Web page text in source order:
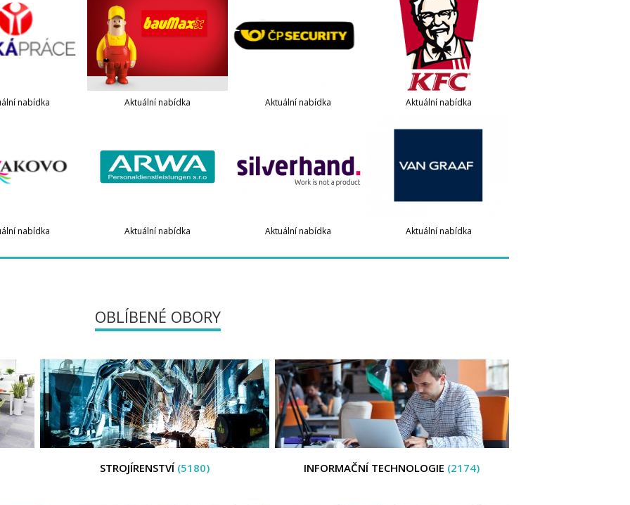
nabídka Aktuální nabídka Aktuální nabídka Aktuální nabídka
nabídka Aktuální nabídka Aktuální nabídka Aktuální nabídka
OBLÍBENÉ OBORY
STROJÍRENSTVÍ (5180) INFORMAČNÍ TECHNOLOGIE (2174)